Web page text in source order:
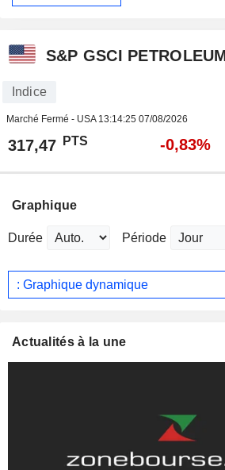
S&P GSCI
Indice
Marché Fermé - USA 13:14:25 07/08/2026
317,47 PTS -0,83%
Graphique
Durée Période
: Graphique dynamique
Actualités à la une